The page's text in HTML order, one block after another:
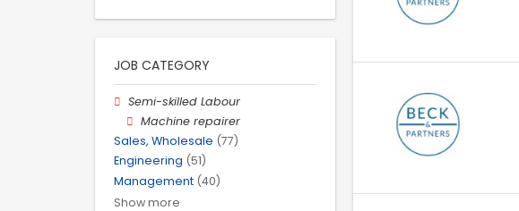
JOB CATEGORY
Semi-skilled Labour
Machine repairer
Sales, Wholesale (77)
Engineering (51)
Management (40)
Show more